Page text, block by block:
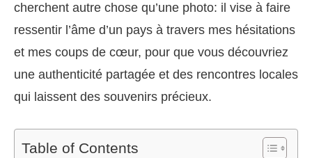
cherchent autre chose qu’une photo: il vise à faire
ressentir l’âme d’un pays à travers mes hésitations
et mes coups de cœur, pour que vous découvriez
une authenticité partagée et des rencontres locales
qui laissent des souvenirs précieux.
Table of Contents